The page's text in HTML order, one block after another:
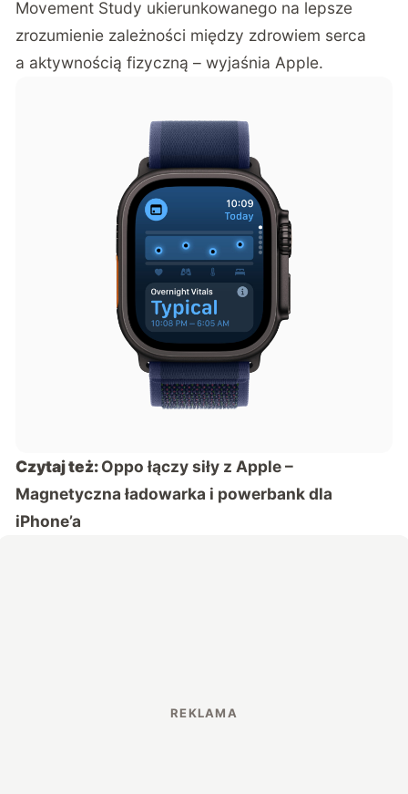
Movement Study ukierunkowanego na lepsze
zrozumienie zależności między zdrowiem serca
a aktywnością fizyczną – wyjaśnia Apple.
Czytaj też:Oppo łączy siły z Apple –
Magnetyczna ładowarka i powerbank dla
iPhone’a